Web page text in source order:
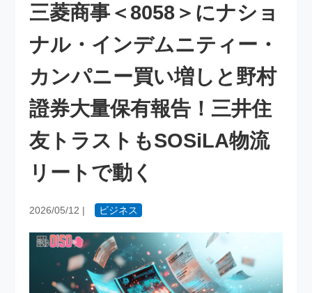
三菱商事＜8058＞にナショ
ナル・インデムニティー・
カンパニー買い増しと野村
證券大量保有報告！三井住
友トラストもSOSiLA物流
リートで動く
2026/05/12 | ビジネス